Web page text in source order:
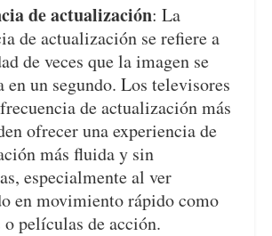
de actualización: La
de actualización se refiere a
de veces que la imagen se
en un segundo. Los televisores
de actualización más
ofrecer una experiencia de
más fluida y sin
especialmente al ver
en movimiento rápido como
o películas de acción.